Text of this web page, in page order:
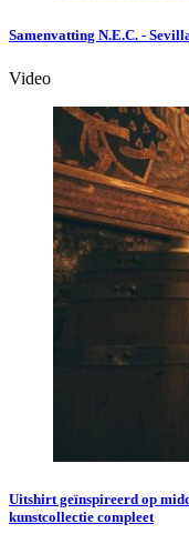
Samenvatting N.E.C. -
Video
Uitshirt geïnspireerd op
kunstcollectie compleet